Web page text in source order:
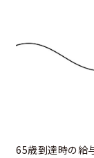
65歳到達時の給